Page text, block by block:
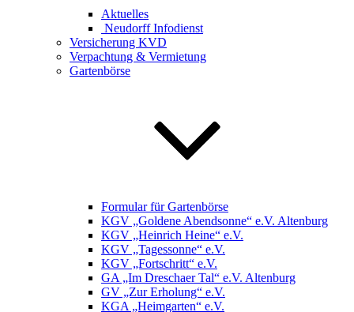
Aktuelles
Neudorff Infodienst
Versicherung KVD
Verpachtung & Vermietung
Gartenbörse
Formular für Gartenbörse
KGV „Goldene Abendsonne“ e.V. Altenburg
KGV „Heinrich Heine“ e.V.
KGV „Tagessonne“ e.V.
KGV „Fortschritt“ e.V.
GA „Im Dreschaer Tal“ e.V. Altenburg
GV „Zur Erholung“ e.V.
KGA „Heimgarten“ e.V.